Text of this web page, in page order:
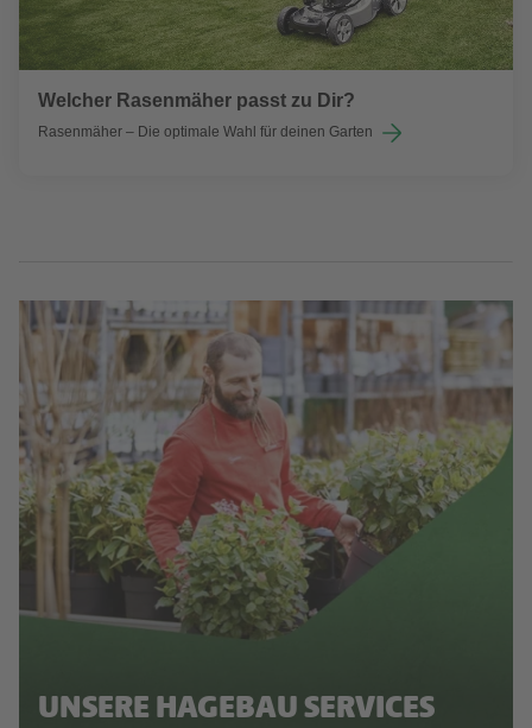
Welcher Rasenmäher passt zu Dir?
Rasenmäher – Die optimale Wahl für deinen Garten
UNSERE HAGEBAU SERVICES